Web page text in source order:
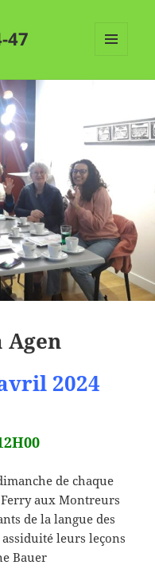
47
Agen
2024
de chaque
aux Montreurs
de la langue des
leurs leçons
Bauer